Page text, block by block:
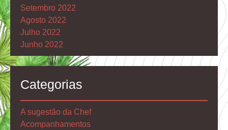
Setembro 2022
Agosto 2022
Julho 2022
Junho 2022
Categorias
A sugestão da Chef
Acompanhamentos